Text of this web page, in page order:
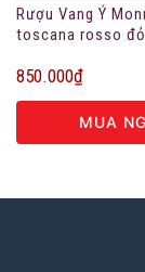
Rượu Vang Ý
toscana rosso
850.000₫
MUA